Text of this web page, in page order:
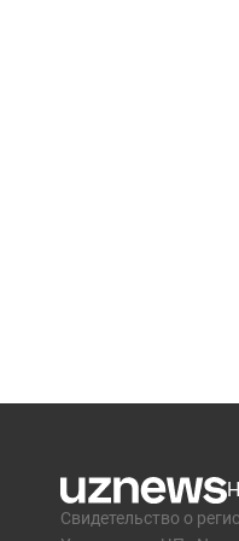
Свидетельство о